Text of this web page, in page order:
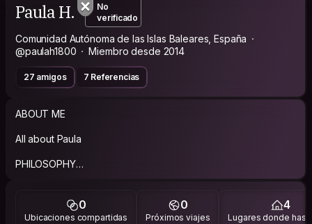
Paula H.
No
verificado
Comunidad Autónoma de las Islas Baleares, España
@paulah1800
Miembro desde 2014
27 amigos 7 Referencias
ABOUT ME
All about Paula
PHILOSOPHY
0
Ubicaciones compartidas
0
Próximos viajes
4
Lugares donde has